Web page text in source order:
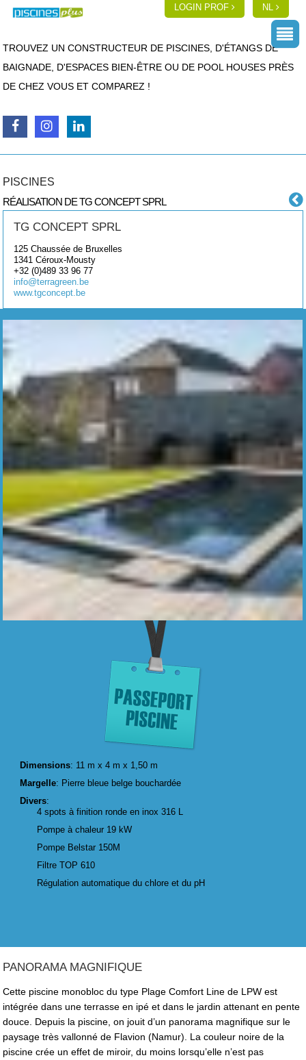
LOGIN PROF NL
TROUVEZ UN CONSTRUCTEUR DE PISCINES, D'ÉTANGS DE
BAIGNADE, D'ESPACES BIEN-ÊTRE OU DE POOL HOUSES PRÈS
DE CHEZ VOUS ET COMPAREZ !
PISCINES
RÉALISATION DE TG CONCEPT SPRL
TG CONCEPT SPRL
125 Chaussée de Bruxelles
1341Céroux-Mousty
+32 (0)489 33 96 77
info@terragreen.be
www.tgconcept.be
Dimensions: 11 m x 4 m x 1,50 m
Margelle: Pierre bleue belge bouchardée
Divers:
4 spots à finition ronde en inox 316 L
Pompe à chaleur 19 kW
Pompe Belstar 150M
Filtre TOP 610
Régulation automatique du chlore et du pH
PANORAMA MAGNIFIQUE
Cette piscine monobloc du type Plage Comfort Line de LPW est
intégrée dans une terrasse en ipé et dans le jardin attenant en pente
douce. Depuis la piscine, on jouit d’un panorama magnifique sur le
paysage très vallonné de Flavion (Namur). La couleur noire de la
piscine crée un effet de miroir, du moins lorsqu’elle n’est pas